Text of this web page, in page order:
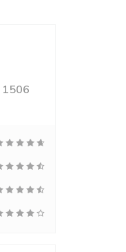
1506